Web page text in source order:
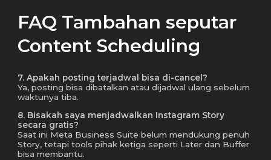
FAQ Tambahan seputar
Content Scheduling
7. Apakah posting terjadwal bisa di-cancel?
Ya, posting bisa dibatalkan atau dijadwal ulang sebelum
waktunya tiba.
8. Bisakah saya menjadwalkan Instagram Story
secara gratis?
Saat ini Meta Business Suite belum mendukung penuh
Story, tetapi tools pihak ketiga seperti Later dan Buffer
bisa membantu.